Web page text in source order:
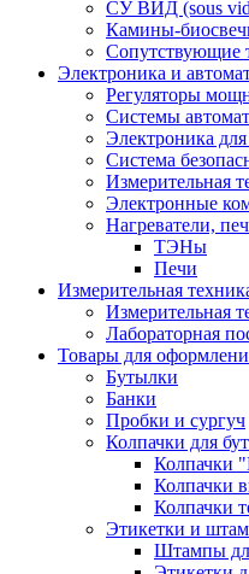
СУ ВИД (sous
Камины-
Сопутствующие
Электроника и
Регуляторы
Системы
Электроника
Система
Измерительная
Электронные
Нагреватели,
ТЭНы
Печи
Измерительная
Измерительная
Лабораторная
Товары для
Бутылки
Банки
Пробки и сургуч
Колпачки для
Колпачки
Колпачки
Колпачки
Этикетки и
Штампы